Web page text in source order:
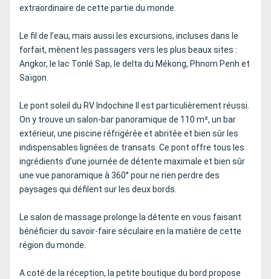
extraordinaire de cette partie du monde.
Le fil de l’eau, mais aussi les excursions, incluses dans le
forfait, mènent les passagers vers les plus beaux sites :
Angkor, le lac Tonlé Sap, le delta du Mékong, Phnom Penh et
Saïgon.
Le pont soleil du RV Indochine II est particulièrement réussi.
On y trouve un salon-bar panoramique de 110 m², un bar
extérieur, une piscine réfrigérée et abritée et bien sûr les
indispensables lignées de transats. Ce pont offre tous les
ingrédients d’une journée de détente maximale et bien sûr
une vue panoramique à 360° pour ne rien perdre des
paysages qui défilent sur les deux bords.
Le salon de massage prolonge la détente en vous faisant
bénéficier du savoir-faire séculaire en la matière de cette
région du monde.
A coté de la réception, la petite boutique du bord propose